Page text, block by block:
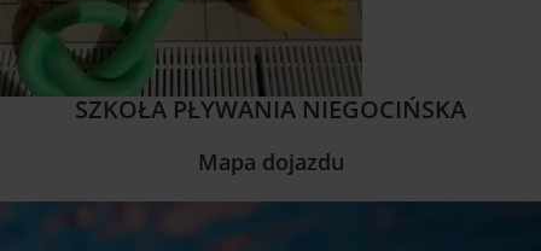
SZKOŁA PŁYWANIA NIEGOCIŃSKA
Mapa dojazdu